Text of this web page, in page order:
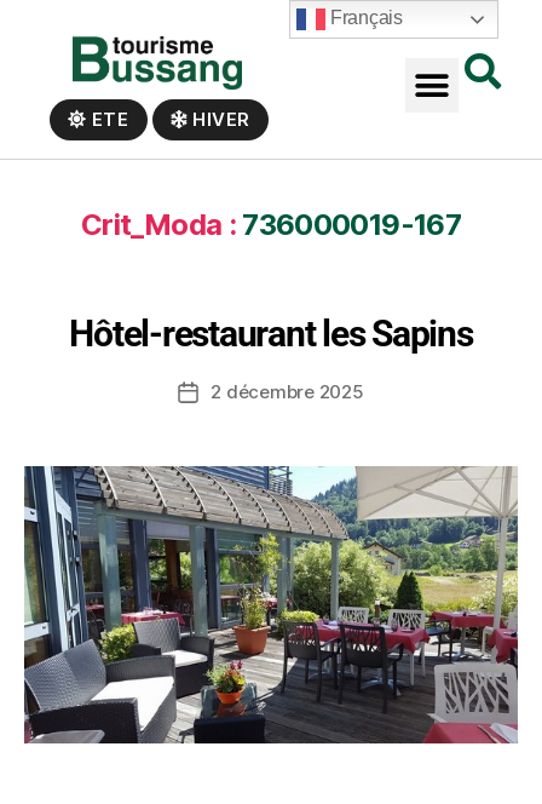
ETE HIVER
Crit_Moda : 736000019-167
Hôtel-restaurant les Sapins
2 décembre 2025
Français
Panneau de gestion des cookies